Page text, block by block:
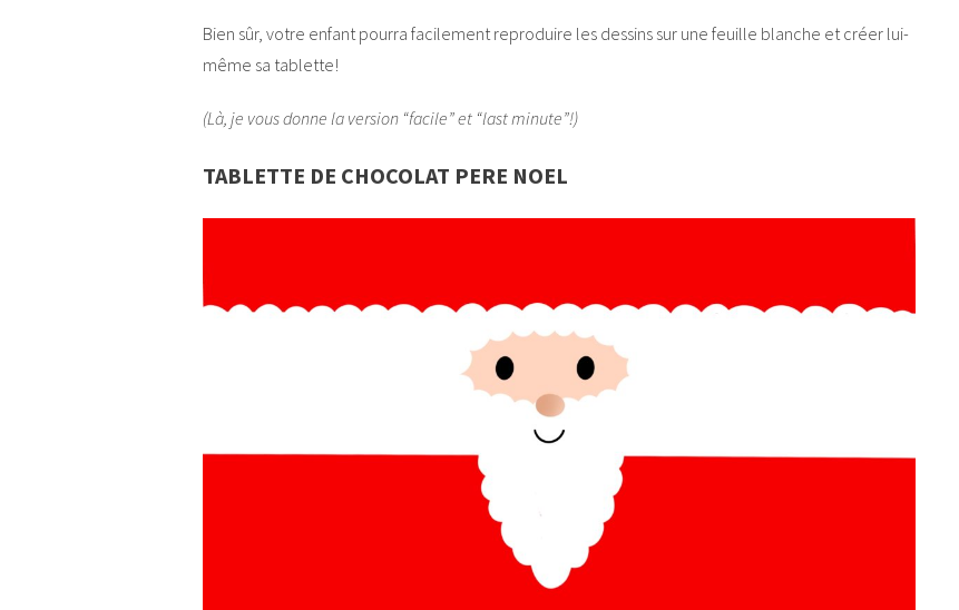
Bien sûr, votre enfant pourra facilement reproduire les dessins sur une feuille blanche et créer lui-
même sa tablette!
(Là, je vous donne la version “facile” et “last minute”!)
TABLETTE DE CHOCOLAT PERE NOEL